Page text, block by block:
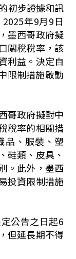
初步證據和訊
年9月9日
墨西哥政府擬
關稅稅率，該
利益。決定自
限制措施啟動
哥政府擬對中
稅率的相關措
品、服裝、塑
鞋類、皮具、
。此外，墨西
投資限制措施
公告之日起6
但延長期不得